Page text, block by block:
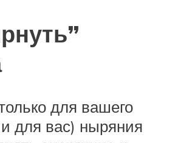
для вашего
для вас) ныряния